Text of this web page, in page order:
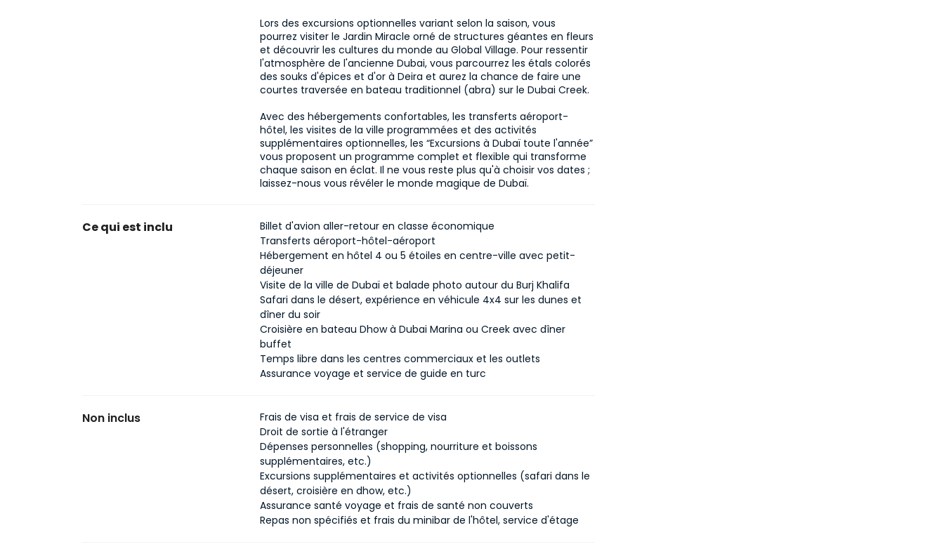
Lors des excursions optionnelles variant selon la saison, vous
pourrez visiter le Jardin Miracle orné de structures géantes en fleurs
et découvrir les cultures du monde au Global Village. Pour ressentir
l'atmosphère de l'ancienne Dubai, vous parcourrez les étals colorés
des souks d'épices et d'or à Deira et aurez la chance de faire une
courtes traversée en bateau traditionnel (abra) sur le Dubai Creek.
Avec des hébergements confortables, les transferts aéroport-
hôtel, les visites de la ville programmées et des activités
supplémentaires optionnelles, les “Excursions à Dubaï toute l'année”
vous proposent un programme complet et flexible qui transforme
chaque saison en éclat. Il ne vous reste plus qu'à choisir vos dates ;
laissez-nous vous révéler le monde magique de Dubaï.
Ce qui est inclu
Billet d'avion aller-retour en classe économique
Transferts aéroport-hôtel-aéroport
Hébergement en hôtel 4 ou 5 étoiles en centre-ville avec petit-
déjeuner
Visite de la ville de Dubaï et balade photo autour du Burj Khalifa
Safari dans le désert, expérience en véhicule 4x4 sur les dunes et
dîner du soir
Croisière en bateau Dhow à Dubai Marina ou Creek avec dîner
buffet
Temps libre dans les centres commerciaux et les outlets
Assurance voyage et service de guide en turc
Non inclus
Frais de visa et frais de service de visa
Droit de sortie à l'étranger
Dépenses personnelles (shopping, nourriture et boissons
supplémentaires, etc.)
Excursions supplémentaires et activités optionnelles (safari dans le
désert, croisière en dhow, etc.)
Assurance santé voyage et frais de santé non couverts
Repas non spécifiés et frais du minibar de l'hôtel, service d'étage